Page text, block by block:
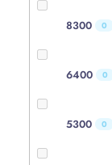
8300 0
6400 0
5300 0